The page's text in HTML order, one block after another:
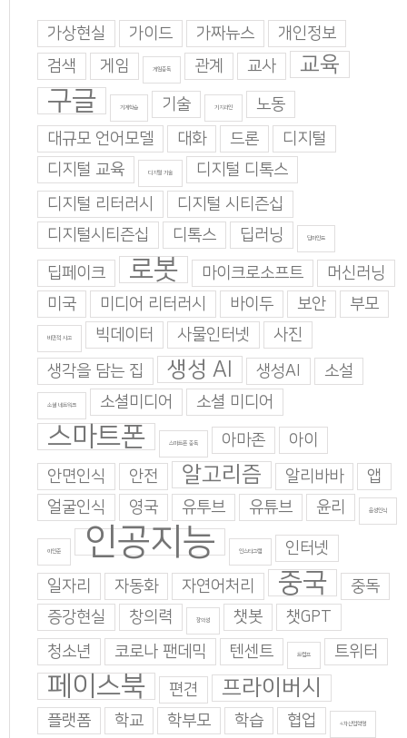
가상현실 가이드 가짜뉴스
개인정보
검색
게임 게임중독 관계 교사 교육
구글 기계학습 기술 기지과인
노동
대규모 언어모델
대화 드론
디지털
디지털 교육
디지털 기술
디지털 디톡스
디지털 리터러시
디지털 시티즌십
디지털시티즌십
디톡스 딥러닝 딥마인드
딥페이크 로봇 마이크로소프트
머신러닝
미국
미디어 리터러시 바이두 보안 부모
비판적 사고 빅데이터 사물인터넷
사진
생각을 담는 집
생성 AI 생성AI 소설
소셜 네트워크 소셜미디어 소셜 미디어
스마트폰 스마트폰 중독 아마존
아이
안면인식
안전 알고리즘 알리바바
앱
얼굴인식
영국 유투브 유튜브 윤리 음성인식
이인준 인공지능 인스타그램 인터넷
일자리 자동화 자연어처리 중국
중독
증강현실
창의력 창의성 챗봇
챗GPT
청소년
코로나 팬데믹 텐센트 트럼프 트위터
페이스북 편견 프라이버시
플랫폼 학교 학부모 학습 협업 4차산업혁명